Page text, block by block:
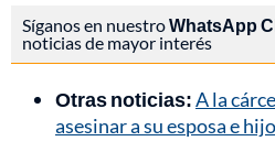
Síganos en nuestroWhatsApp
noticias de mayor interés
Otras noticias:A la
asesinar a su esposa e